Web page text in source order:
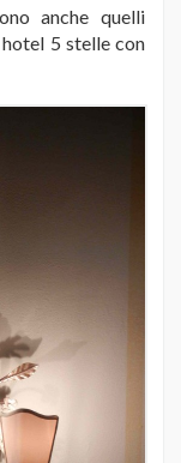
anche quelli
5 stelle con